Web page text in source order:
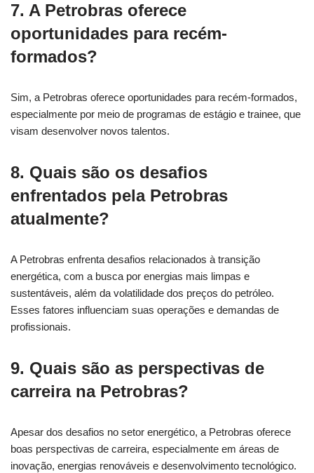
7. A Petrobras oferece
oportunidades para recém-
formados?
Sim, a Petrobras oferece oportunidades para recém-formados,
especialmente por meio de programas de estágio e trainee, que
visam desenvolver novos talentos.
8. Quais são os desafios
enfrentados pela Petrobras
atualmente?
A Petrobras enfrenta desafios relacionados à transição
energética, com a busca por energias mais limpas e
sustentáveis, além da volatilidade dos preços do petróleo.
Esses fatores influenciam suas operações e demandas de
profissionais.
9. Quais são as perspectivas de
carreira na Petrobras?
Apesar dos desafios no setor energético, a Petrobras oferece
boas perspectivas de carreira, especialmente em áreas de
inovação, energias renováveis e desenvolvimento tecnológico.